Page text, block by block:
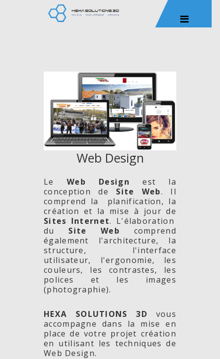
Web Design
Le Web Design est la
conception de Site Web. Il
comprend la planification, la
création et la mise à jour de
Sites Internet. L'élaboration
du Site Web comprend
également l'architecture, la
structure, l'interface
utilisateur, l'ergonomie, les
couleurs, les contrastes, les
polices et les images
(photographie).
HEXA SOLUTIONS 3D vous
accompagne dans la mise en
place de votre projet création
en utilisant les techniques de
Web Design.